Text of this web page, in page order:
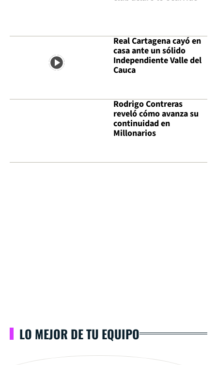
Real Cartagena cayó en
casa ante un sólido
Independiente Valle del
Cauca
Rodrigo Contreras
reveló cómo avanza su
continuidad en
Millonarios
LO MEJOR DE TU EQUIPO